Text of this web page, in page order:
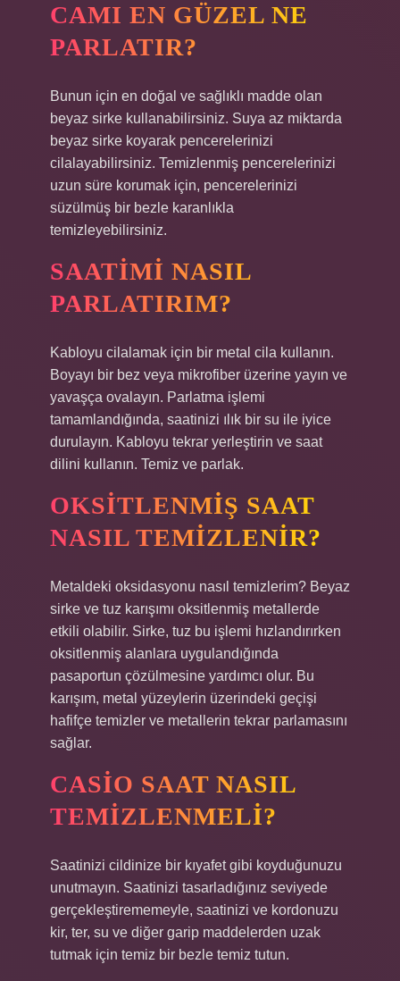
CAMI EN GÜZEL NE
PARLATIR?
Bunun için en doğal ve sağlıklı madde olan
beyaz sirke kullanabilirsiniz. Suya az miktarda
beyaz sirke koyarak pencerelerinizi
cilalayabilirsiniz. Temizlenmiş pencerelerinizi
uzun süre korumak için, pencerelerinizi
süzülmüş bir bezle karanlıkla
temizleyebilirsiniz.
SAATIMI NASIL
PARLATIRIM?
Kabloyu cilalamak için bir metal cila kullanın.
Boyayı bir bez veya mikrofiber üzerine yayın ve
yavaşça ovalayın. Parlatma işlemi
tamamlandığında, saatinizi ılık bir su ile iyice
durulayın. Kabloyu tekrar yerleştirin ve saat
dilini kullanın. Temiz ve parlak.
OKSITLENMIŞ SAAT
NASIL TEMIZLENIR?
Metaldeki oksidasyonu nasıl temizlerim? Beyaz
sirke ve tuz karışımı oksitlenmiş metallerde
etkili olabilir. Sirke, tuz bu işlemi hızlandırırken
oksitlenmiş alanlara uygulandığında
pasaportun çözülmesine yardımcı olur. Bu
karışım, metal yüzeylerin üzerindeki geçişi
hafifçe temizler ve metallerin tekrar parlamasını
sağlar.
CASIO SAAT NASIL
TEMIZLENMELI?
Saatinizi cildinize bir kıyafet gibi koyduğunuzu
unutmayın. Saatinizi tasarladığınız seviyede
gerçekleştirememeyle, saatinizi ve kordonuzu
kir, ter, su ve diğer garip maddelerden uzak
tutmak için temiz bir bezle temiz tutun.